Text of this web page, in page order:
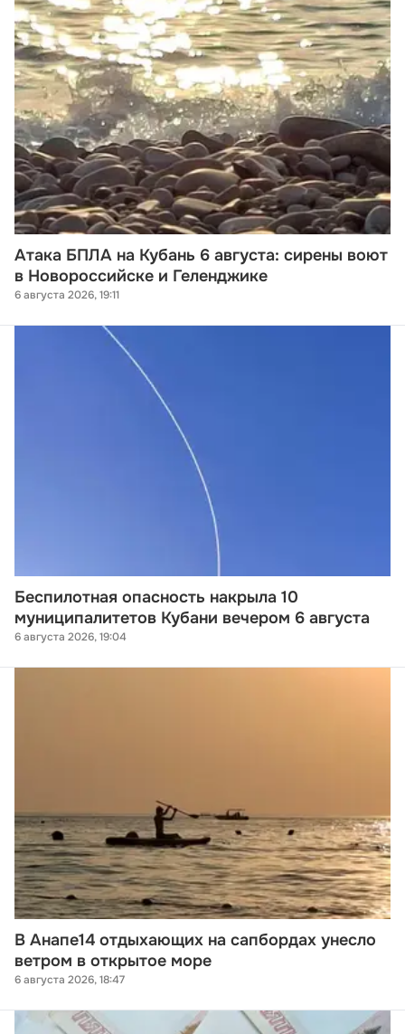
Атака БПЛА на Кубань 6 августа: сирены воют
в Новороссийске и Геленджике
6 августа 2026, 19:11
Беспилотная опасность накрыла 10
муниципалитетов Кубани вечером 6 августа
6 августа 2026, 19:04
В Анапе14 отдыхающих на сапбордах унесло
ветром в открытое море
6 августа 2026, 18:47